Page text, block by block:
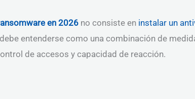
en 2026 no consiste en instalar un
entenderse como una combinación de
de accesos y capacidad de reacción.